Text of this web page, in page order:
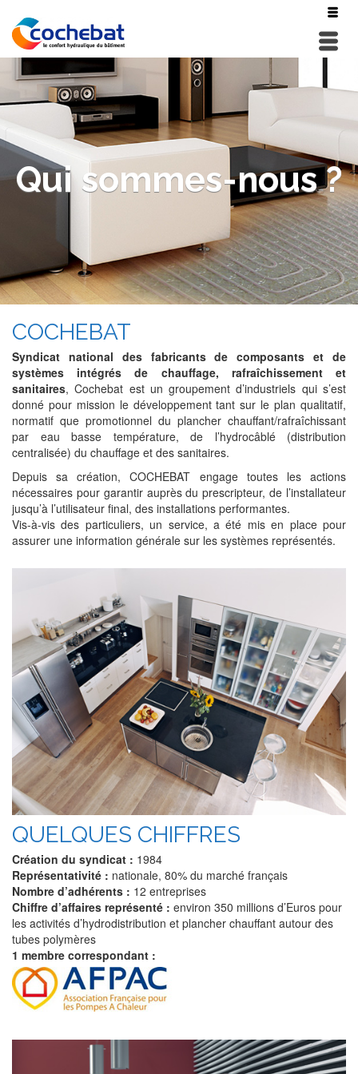
Qui sommes-nous ?
COCHEBAT
Syndicat national des fabricants de composants et de
systèmes intégrés de chauffage, rafraîchissement et
sanitaires, Cochebat est un groupement d’industriels qui s’est
donné pour mission le développement tant sur le plan qualitatif,
normatif que promotionnel du plancher chauffant/rafraîchissant
par eau basse température, de l’hydrocâblé (distribution
centralisée) du chauffage et des sanitaires.
Depuis sa création, COCHEBAT engage toutes les actions
nécessaires pour garantir auprès du prescripteur, de l’installateur
jusqu’à l’utilisateur final, des installations performantes.
Vis-à-vis des particuliers, un service, a été mis en place pour
assurer une information générale sur les systèmes représentés.
QUELQUES CHIFFRES
Création du syndicat : 1984
Représentativité : nationale, 80% du marché français
Nombre d’adhérents : 12 entreprises
Chiffre d’affaires représenté : environ 350 millions d’Euros pour
les activités d’hydrodistribution et plancher chauffant autour des
tubes polymères
1 membre correspondant :